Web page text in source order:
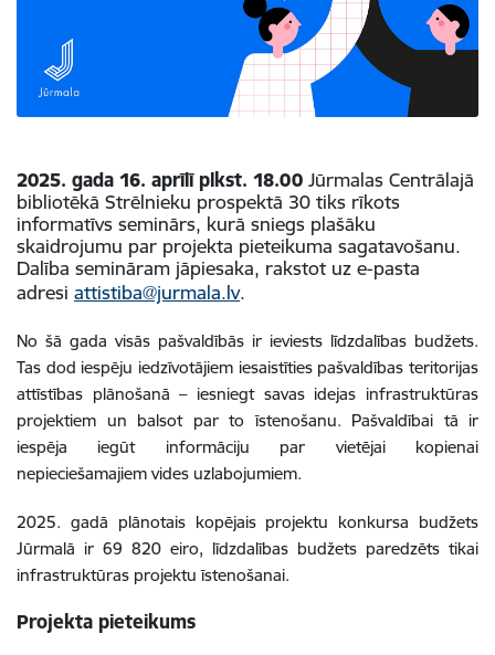
2025. gada 16. aprīlī plkst. 18.00 Jūrmalas Centrālajā
bibliotēkā Strēlnieku prospektā 30 tiks rīkots
informatīvs seminārs, kurā sniegs plašāku
skaidrojumu par projekta pieteikuma sagatavošanu.
Dalība semināram jāpiesaka, rakstot uz e-pasta
adresi attistiba@jurmala.lv.
No šā gada visās pašvaldībās ir ieviests līdzdalības budžets.
Tas dod iespēju iedzīvotājiem iesaistīties pašvaldības teritorijas
attīstības plānošanā – iesniegt savas idejas infrastruktūras
projektiem un balsot par to īstenošanu. Pašvaldībai tā ir
iespēja iegūt informāciju par vietējai kopienai
nepieciešamajiem vides uzlabojumiem.
2025. gadā plānotais kopējais projektu konkursa budžets
Jūrmalā ir 69 820 eiro, līdzdalības budžets paredzēts tikai
infrastruktūras projektu īstenošanai.
Projekta pieteikums